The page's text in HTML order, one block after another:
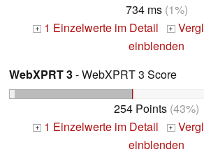
734 ms(1%)
+ 1 Einzelwerte im Detail +
einblenden
WebXPRT 3- WebXPRT 3 Score
254 Points (43%)
+ 1 Einzelwerte im Detail +
einblenden